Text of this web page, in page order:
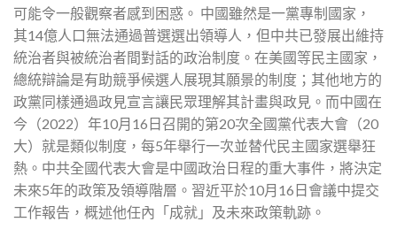
可能令一般觀察者感到困惑。 中國雖然是一黨專制國家，
其14億人口無法通過普選選出領導人，但中共已發展出維持
統治者與被統治者間對話的政治制度。在美國等民主國家，
總統辯論是有助競爭候選人展現其願景的制度；其他地方的
政黨同樣通過政見宣言讓民眾理解其計畫與政見。而中國在
今（2022）年10月16日召開的第20次全國黨代表大會（20
大）就是類似制度，每5年舉行一次並替代民主國家選舉狂
熱。中共全國代表大會是中國政治日程的重大事件，將決定
未來5年的政策及領導階層。習近平於10月16日會議中提交
工作報告，概述他任內「成就」及未來政策軌跡。